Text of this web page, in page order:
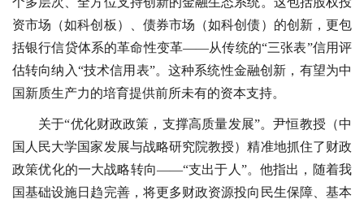
资市场（如科创板）、债券市场（如科创债）的创新，更包
括银行信贷体系的革命性变革——从传统的“三张表”信用评
估转向纳入“技术信用表”。这种系统性金融创新，有望为中
国新质生产力的培育提供前所未有的资本支持。
关于“优化财政政策，支撑高质量发展”。尹恒教授（中
国人民大学国家发展与战略研究院教授）精准地抓住了财政
政策优化的一大战略转向——“支出于人”。他指出，随着我
国基础设施日趋完善，将更多财政资源投向民生保障、基本